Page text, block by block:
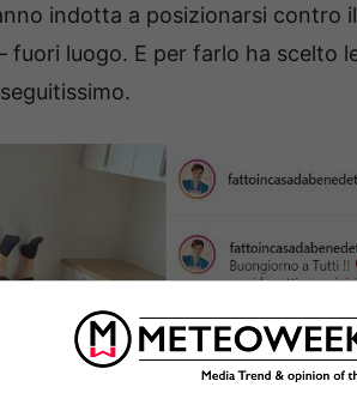
indotta a posizionarsi contro
fuori luogo. E per farlo ha scelto